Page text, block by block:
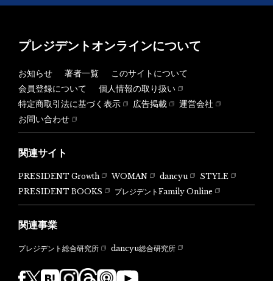
プレジデントオンラインについて
お知らせ 著者一覧
このサイトについて
会員登録について
個人情報の取り扱い
特定商取引法に基づく表示
広告掲載
運営会社
お問い合わせ
関連サイト
PRESIDENT Growth WOMAN dancyu
STYLE
PRESIDENT BOOKS
プレジデントFamily Online
関連事業
プレジデント総合研究所 dancyu総合研究所